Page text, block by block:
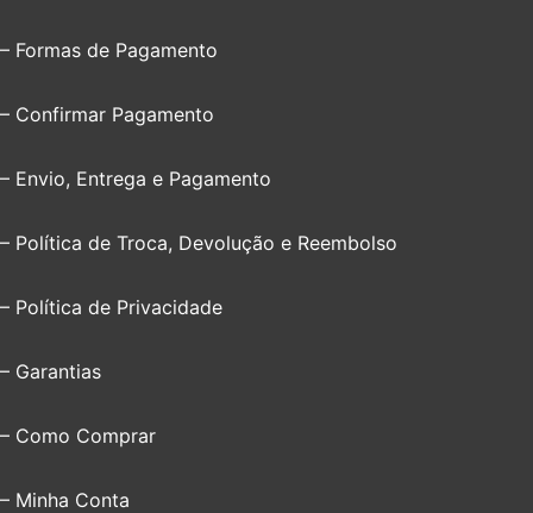
– Formas de Pagamento
– Confirmar Pagamento
– Envio, Entrega e Pagamento
– Política de Troca, Devolução e Reembolso
– Política de Privacidade
– Garantias
– Como Comprar
– Minha Conta